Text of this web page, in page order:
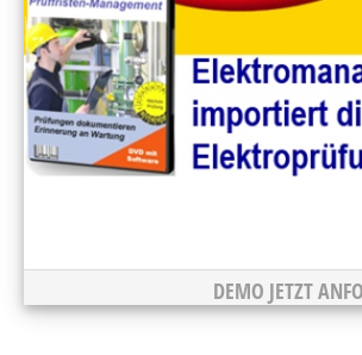
DEMO JETZT